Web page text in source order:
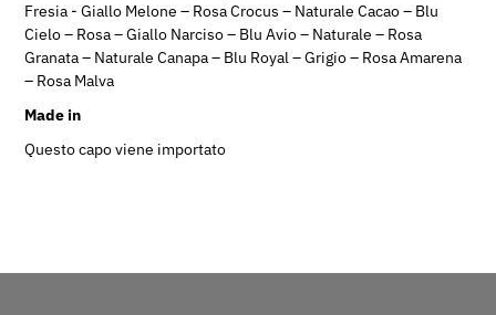
Fresia - Giallo Melone – Rosa Crocus – Naturale Cacao – Blu
Cielo – Rosa – Giallo Narciso – Blu Avio – Naturale – Rosa
Granata – Naturale Canapa – Blu Royal – Grigio – Rosa Amarena
– Rosa Malva
Made in
Questo capo viene importato